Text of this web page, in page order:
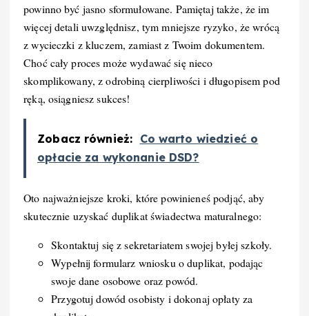
powinno być jasno sformułowane. Pamiętaj także, że im
więcej detali uwzględnisz, tym mniejsze ryzyko, że wrócą
z wycieczki z kluczem, zamiast z Twoim dokumentem.
Choć cały proces może wydawać się nieco
skomplikowany, z odrobiną cierpliwości i długopisem pod
ręką, osiągniesz sukces!
Zobacz również: Co warto wiedzieć o
opłacie za wykonanie DSD?
Oto najważniejsze kroki, które powinieneś podjąć, aby
skutecznie uzyskać duplikat świadectwa maturalnego:
Skontaktuj się z sekretariatem swojej byłej szkoły.
Wypełnij formularz wniosku o duplikat, podając
swoje dane osobowe oraz powód.
Przygotuj dowód osobisty i dokonaj opłaty za